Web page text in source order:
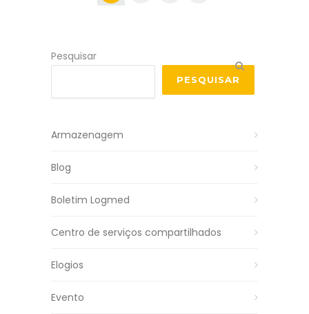
Pesquisar
PESQUISAR
Armazenagem
Blog
Boletim Logmed
Centro de serviços compartilhados
Elogios
Evento